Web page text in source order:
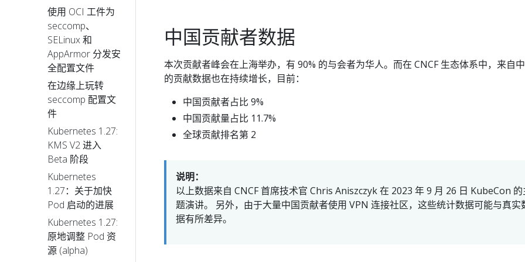
使用 OCI 工件为
seccomp、
SELinux 和
AppArmor 分发安
全配置文件
在边缘上玩转
seccomp 配置文
件
Kubernetes 1.27:
KMS V2 进入
Beta 阶段
Kubernetes
1.27：关于加快
Pod 启动的进展
Kubernetes 1.27:
原地调整 Pod 资
源 (alpha)
中国贡献者数据
本次贡献者峰会在上海举办，有 90% 的与会者为华人。而在 CNCF 生态体系中，来自
的贡献数据也在持续增长，目前：
中国贡献者占比 9%
中国贡献量占比 11.7%
全球贡献排名第 2
说明：
以上数据来自 CNCF 首席技术官 Chris Aniszczyk 在 2023 年 9 月 26 日 KubeCon 的
题演讲。 另外，由于大量中国贡献者使用 VPN 连接社区，这些统计数据可能与真实
据有所差异。